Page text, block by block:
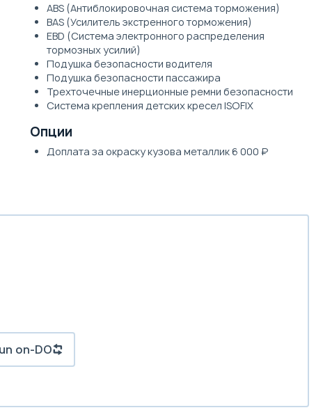
ABS (Антиблокировочная система торможения)
BAS (Усилитель экстренного торможения)
EBD (Система электронного распределения
тормозных усилий)
Подушка безопасности водителя
Подушка безопасности пассажира
Трехточечные инерционные ремни безопасности
Система крепления детских кресел ISOFIX
Опции
Доплата за окраску кузова металлик 6 000 ₽
on-DO